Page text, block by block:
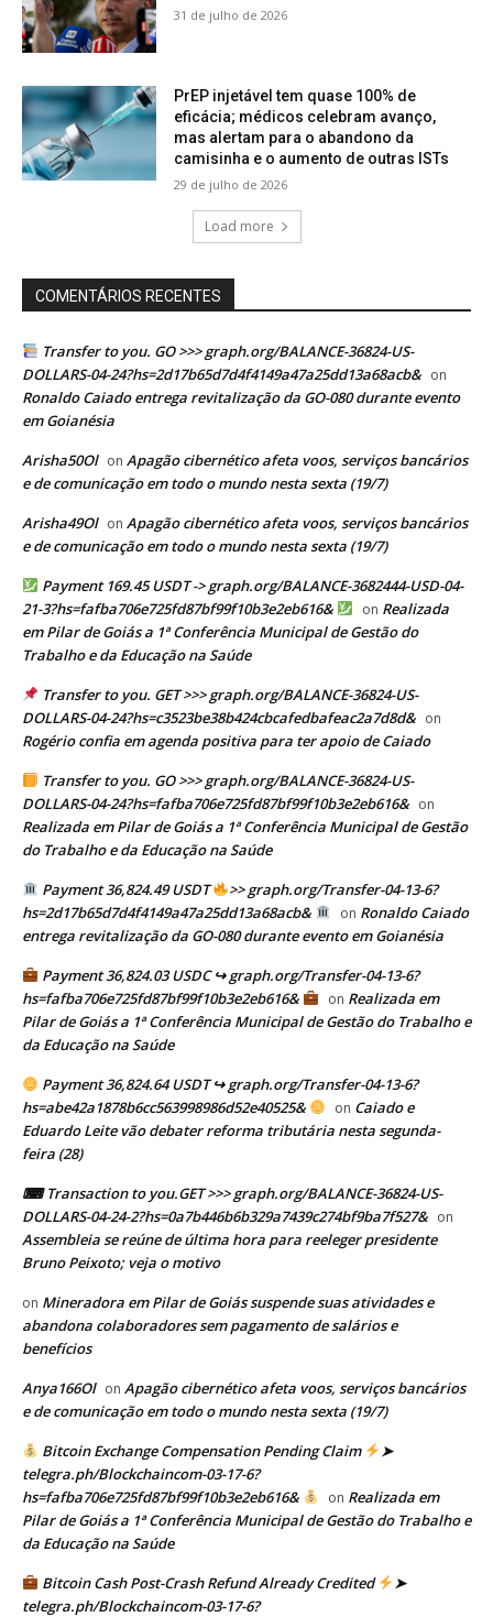
31 de julho de 2026
PrEP injetável tem quase 100% de
eficácia; médicos celebram avanço,
mas alertam para o abandono da
camisinha e o aumento de outras ISTs
29 de julho de 2026
Load more
COMENTÁRIOS RECENTES
Transfer to you. GO >>> graph.org/BALANCE-36824-US-
DOLLARS-04-24?hs=2d17b65d7d4f4149a47a25dd13a68acb& on
Ronaldo Caiado entrega revitalização da GO-080 durante evento
em Goianésia
Arisha50Ol on Apagão cibernético afeta voos, serviços bancários
e de comunicação em todo o mundo nesta sexta (19/7)
Arisha49Ol on Apagão cibernético afeta voos, serviços bancários
e de comunicação em todo o mundo nesta sexta (19/7)
Payment 169.45 USDT -> graph.org/BALANCE-3682444-USD-04-
21-3?hs=fafba706e725fd87bf99f10b3e2eb616&
on Realizada
em Pilar de Goiás a 1ª Conferência Municipal de Gestão do
Trabalho e da Educação na Saúde
Transfer to you. GET >>> graph.org/BALANCE-36824-US-
DOLLARS-04-24?hs=c3523be38b424cbcafedbafeac2a7d8d& on
Rogério confia em agenda positiva para ter apoio de Caiado
Transfer to you. GO >>> graph.org/BALANCE-36824-US-
DOLLARS-04-24?hs=fafba706e725fd87bf99f10b3e2eb616& on
Realizada em Pilar de Goiás a 1ª Conferência Municipal de Gestão
do Trabalho e da Educação na Saúde
Payment 36,824.49 USDT
>> graph.org/Transfer-04-13-6?
hs=2d17b65d7d4f4149a47a25dd13a68acb&
on Ronaldo Caiado
entrega revitalização da GO-080 durante evento em Goianésia
Payment 36,824.03 USDC ↪ graph.org/Transfer-04-13-6?
hs=fafba706e725fd87bf99f10b3e2eb616&
on Realizada em
Pilar de Goiás a 1ª Conferência Municipal de Gestão do Trabalho e
da Educação na Saúde
Payment 36,824.64 USDT ↪ graph.org/Transfer-04-13-6?
hs=abe42a1878b6cc563998986d52e40525&
on Caiado e
Eduardo Leite vão debater reforma tributária nesta segunda-
feira (28)
⌨ Transaction to you.GET >>> graph.org/BALANCE-36824-US-
DOLLARS-04-24-2?hs=0a7b446b6b329a7439c274bf9ba7f527& on
Assembleia se reúne de última hora para reeleger presidente
Bruno Peixoto; veja o motivo
on Mineradora em Pilar de Goiás suspende suas atividades e
abandona colaboradores sem pagamento de salários e
benefícios
Anya166Ol on Apagão cibernético afeta voos, serviços bancários
e de comunicação em todo o mundo nesta sexta (19/7)
Bitcoin Exchange Compensation Pending Claim
➤
telegra.ph/Blockchaincom-03-17-6?
hs=fafba706e725fd87bf99f10b3e2eb616&
on Realizada em
Pilar de Goiás a 1ª Conferência Municipal de Gestão do Trabalho e
da Educação na Saúde
Bitcoin Cash Post-Crash Refund Already Credited
➤
telegra.ph/Blockchaincom-03-17-6?